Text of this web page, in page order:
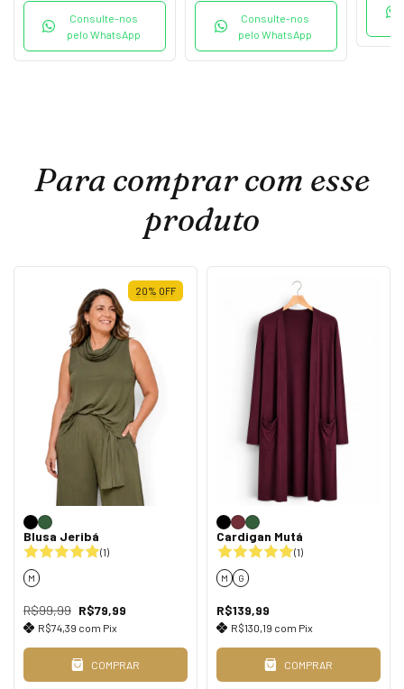
Consulte-nos
pelo WhatsApp
Consulte-nos
pelo WhatsApp
Para comprar com esse
produto
20% OFF
Blusa Jeribá
(1)
M
R$99,99 R$79,99
R$74,39 com Pix
COMPRAR
Cardigan Mutá
(1)
M G
R$139,99
R$130,19 com Pix
COMPRAR